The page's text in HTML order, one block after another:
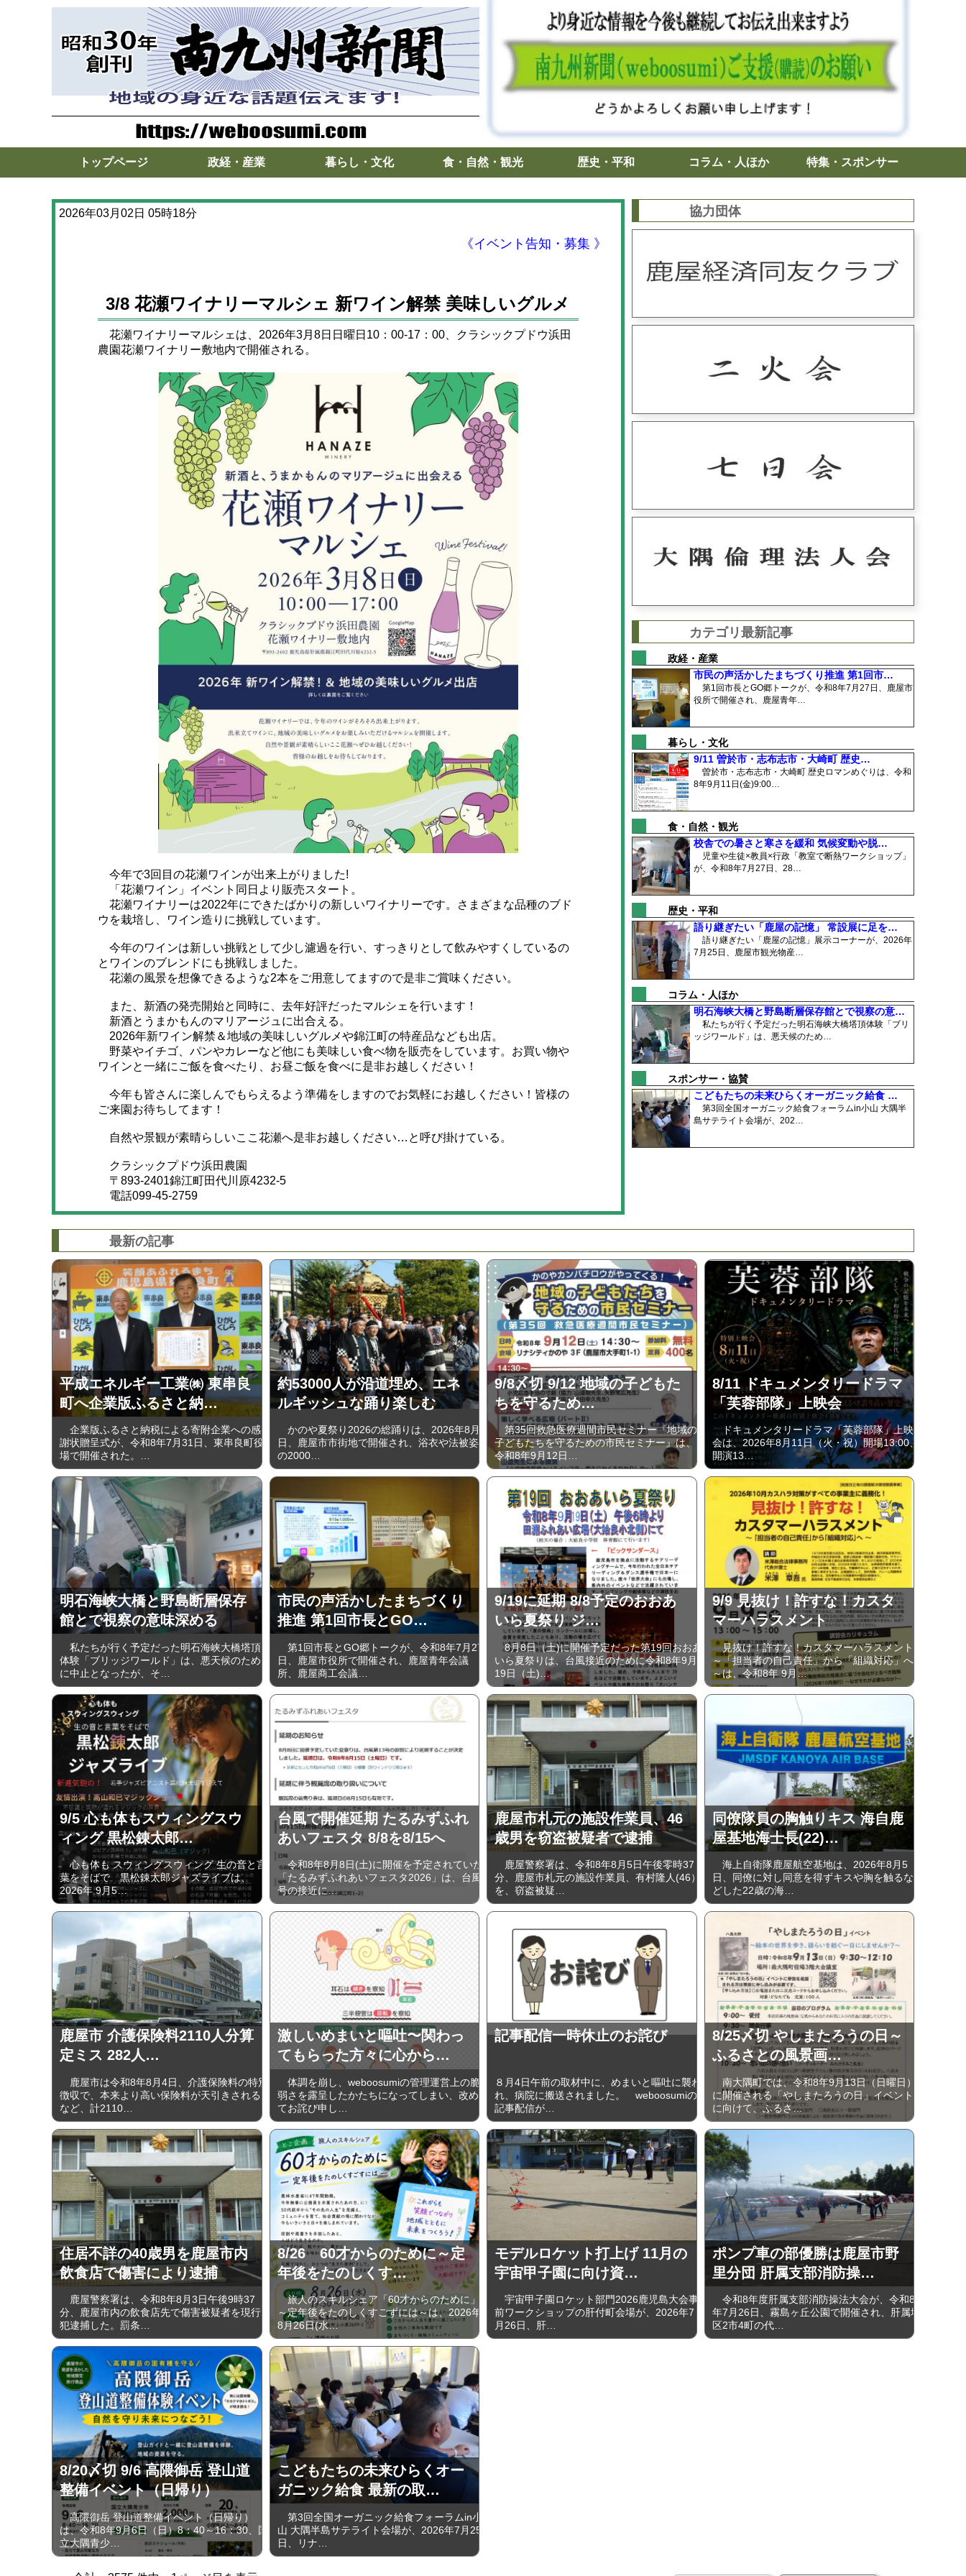
トップページ 政経・産業 暮らし・文化 食・自然・観光 歴史・平和 コラム・人ほか 特集・スポンサー
2026年03月02日 05時18分
《イベント告知・募集 》
3/8 花瀬ワイナリーマルシェ 新ワイン解禁 美味しいグルメ
花瀬ワイナリーマルシェは、2026年3月8日日曜日10：00-17：00、クラシックプドウ浜田
農園花瀬ワイナリー敷地内で開催される。
今年で3回目の花瀬ワインが出来上がりました!
「花瀬ワイン」イベント同日より販売スタート。
花瀬ワイナリーは2022年にできたばかりの新しいワイナリーです。さまざまな品種のブド
ウを栽培し、ワイン造りに挑戦しています。
今年のワインは新しい挑戦として少し濾過を行い、すっきりとして飲みやすくしているの
とワインのブレンドにも挑戦しました。
花瀬の風景を想像できるような2本をご用意してますので是非ご賞味ください。
また、新酒の発売開始と同時に、去年好評だったマルシェを行います！
新酒とうまかもんのマリアージュに出合える。
2026年新ワイン解禁＆地域の美味しいグルメや錦江町の特産品なども出店。
野菜やイチゴ、パンやカレーなど他にも美味しい食べ物を販売をしています。お買い物や
ワインと一緒にご飯を食べたり、お昼ご飯を食べに是非お越しください！
今年も皆さんに楽しんでもらえるよう準備をしますのでお気軽にお越しください！皆様の
ご来園お待ちしてます！
自然や景観が素晴らしいここ花瀬へ是非お越しください…と呼び掛けている。
クラシックプドウ浜田農園
〒893-2401錦江町田代川原4232-5
電話099-45-2759
協力団体
カテゴリ最新記事
政経・産業
市民の声活かしたまちづくり推進 第1回市…
第1回市長とGO郷トークが、令和8年7月27日、鹿屋市
役所で開催され、鹿屋青年…
暮らし・文化
9/11 曽於市・志布志市・大崎町 歴史…
曽於市・志布志市・大崎町 歴史ロマンめぐりは、令和
8年9月11日(金)9:00…
食・自然・観光
校舎での暑さと寒さを緩和 気候変動や脱…
児童や生徒×教員×行政「教室で断熱ワークショップ」
が、令和8年7月27日、28…
歴史・平和
語り継ぎたい「鹿屋の記憶」 常設展に足を…
語り継ぎたい「鹿屋の記憶」展示コーナーが、2026年
7月25日、鹿屋市観光物産…
コラム・人ほか
明石海峡大橋と野島断層保存館とで視察の意…
私たちが行く予定だった明石海峡大橋塔頂体験「ブリ
ッジワールド」は、悪天候のため…
スポンサー・協賛
こどもたちの未来ひらくオーガニック給食 …
第3回全国オーガニック給食フォーラムin小山 大隅半
島サテライト会場が、202…
最新の記事
平成エネルギー工業㈱ 東串良
町へ企業版ふるさと納…
企業版ふるさと納税による寄附企業への感
謝状贈呈式が、令和8年7月31日、東串良町役
場で開催された。…
約53000人が沿道埋め、エネ
ルギッシュな踊り楽しむ
かのや夏祭り2026の総踊りは、2026年8月1
日、鹿屋市市街地で開催され、浴衣や法被姿
の2000…
9/8〆切 9/12 地域の子どもた
ちを守るため…
第35回救急医療週間市民セミナー『地域の
子どもたちを守るための市民セミナー』は、
令和8年9月12日…
8/11 ドキュメンタリードラマ
「芙蓉部隊」上映会
ドキュメンタリードラマ「芙蓉部隊」上映
会は、2026年8月11日（火・祝）開場13:00、
開演13…
明石海峡大橋と野島断層保存
館とで視察の意味深める
私たちが行く予定だった明石海峡大橋塔頂
体験「ブリッジワールド」は、悪天候のため
に中止となったが、そ…
市民の声活かしたまちづくり
推進 第1回市長とGO…
第1回市長とGO郷トークが、令和8年7月27
日、鹿屋市役所で開催され、鹿屋青年会議
所、鹿屋商工会議…
9/19に延期 8/8予定のおおあ
いら夏祭り ジ…
8月8日（土)に開催予定だった第19回おおあ
いら夏祭りは、台風接近のために令和8年9月
19日（土)…
9/9 見抜け！許すな！カスタ
マーハラスメント
見抜け！許すな！カスタマーハラスメント
～「担当者の自己責任」から「組織対応」へ
～は、令和8年 9月…
9/5 心も体もスウィングスウ
ィング 黒松錬太郎…
心も体も スウィングスウィング 生の音と言
葉をそばで 黒松錬太郎ジャズライブは、
2026年 9⽉5…
台風で開催延期 たるみずふれ
あいフェスタ 8/8を8/15へ
令和8年8月8日(土)に開催を予定されていた
「たるみずふれあいフェスタ2026」は、台風
号の接近に…
鹿屋市札元の施設作業員、46
歳男を窃盗被疑者で逮捕
鹿屋警察署は、令和8年8月5日午後零時37
分、鹿屋市札元の施設作業員、有村隆人(46）
を、窃盗被疑…
同僚隊員の胸触りキス 海自鹿
屋基地海士長(22)…
海上自衛隊鹿屋航空基地は、2026年8月5
日、同僚に対し同意を得ずキスや胸を触るな
どした22歳の海…
鹿屋市 介護保険料2110人分算
定ミス 282人…
鹿屋市は令和8年8月4日、介護保険料の特別
徴収で、本来より高い保険料が天引きされる
など、計2110…
激しいめまいと嘔吐〜関わっ
てもらった方々に心から…
体調を崩し、weboosumiの管理運営上の脆
弱さを露呈したかたちになってしまい、改め
てお詫び申し…
記事配信一時休止のお詫び
８月4日午前の取材中に、めまいと嘔吐に襲わ
れ、病院に搬送されました。 weboosumiの
記事配信が…
8/25〆切 やしまたろうの日～
ふるさとの風景画…
南大隅町では、令和8年9月13日（日曜日）
に開催される「やしまたろうの日」イベント
に向けて、ふるさ…
住居不詳の40歳男を鹿屋市内
飲食店で傷害により逮捕
鹿屋警察署は、令和8年8月3日午後9時37
分、鹿屋市内の飲食店先で傷害被疑者を現行
犯逮捕した。罰条…
8/26 60才からのために～定
年後をたのしくす…
旅人のスキルシェア「60才からのために」
～定年後をたのしくすごずには～は、2026年
8月26日(水…
モデルロケット打上げ 11月の
宇宙甲子園に向け資…
宇宙甲子園ロケット部門2026鹿児島大会事
前ワークショップの肝付町会場が、2026年7
月26日、肝…
ポンプ車の部優勝は鹿屋市野
里分団 肝属支部消防操…
令和8年度肝属支部消防操法大会が、令和8
年7月26日、霧島ヶ丘公園で開催され、肝属地
区2市4町の代…
8/20〆切 9/6 高隈御岳 登山道
整備イベント（日帰り）
高隈御岳 登山道整備イベント（日帰り）
は、令和8年9月6日（日）8：40～16：30、国
立大隅青少…
こどもたちの未来ひらくオー
ガニック給食 最新の取…
第3回全国オーガニック給食フォーラムin小
山 大隅半島サテライト会場が、2026年7月25
日、リナ…